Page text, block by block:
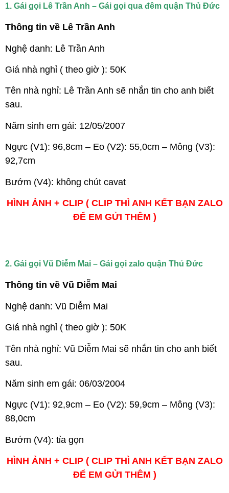
1. Gái gọi Lê Trần Anh – Gái gọi qua đêm quận Thủ Đức
Thông tin về Lê Trần Anh
Nghệ danh: Lê Trần Anh
Giá nhà nghỉ ( theo giờ ): 50K
Tên nhà nghỉ: Lê Trần Anh sẽ nhắn tin cho anh biết
sau.
Năm sinh em gái: 12/05/2007
Ngực (V1): 96,8cm – Eo (V2): 55,0cm – Mông (V3):
92,7cm
Bướm (V4): không chút cavat
HÌNH ẢNH + CLIP ( CLIP THÌ ANH KẾT BẠN ZALO
ĐỂ EM GỬI THÊM )
2. Gái gọi Vũ Diễm Mai – Gái gọi zalo quận Thủ Đức
Thông tin về Vũ Diễm Mai
Nghệ danh: Vũ Diễm Mai
Giá nhà nghỉ ( theo giờ ): 50K
Tên nhà nghỉ: Vũ Diễm Mai sẽ nhắn tin cho anh biết
sau.
Năm sinh em gái: 06/03/2004
Ngực (V1): 92,9cm – Eo (V2): 59,9cm – Mông (V3):
88,0cm
Bướm (V4): tỉa gọn
HÌNH ẢNH + CLIP ( CLIP THÌ ANH KẾT BẠN ZALO
ĐỂ EM GỬI THÊM )